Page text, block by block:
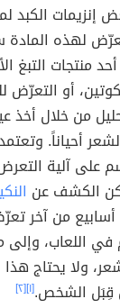
الكبد
لهذه المادة
منتجات التبغ
أو التعرّض
من خلال أخذ
أحياناً.
على آلية
الكشف عن
من آخر
في اللعاب، وإلى
ولا يحتاج هذا
قِبَل الشخص.[١] [٢]